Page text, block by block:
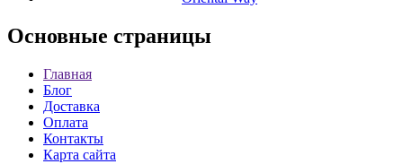
Основные страницы
Главная
Блог
Доставка
Оплата
Контакты
Карта сайта